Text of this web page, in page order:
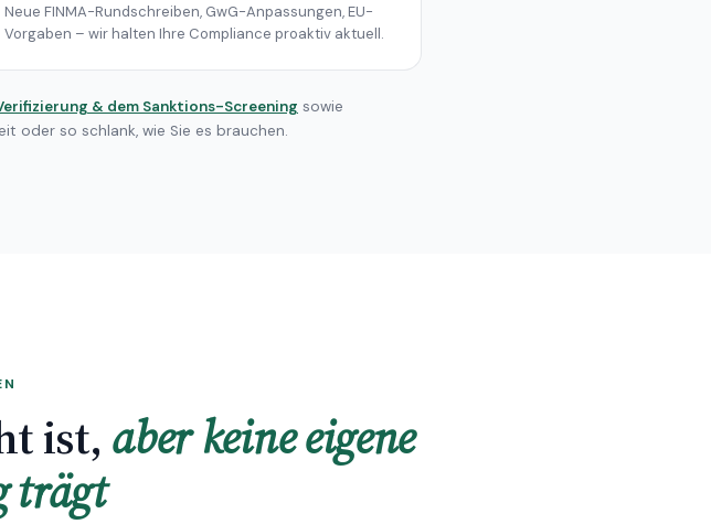
Neue FINMA-Rundschreiben, GwG-Anpassungen, EU-
Vorgaben – wir halten Ihre Compliance proaktiv aktuell.
& dem Sanktions-Screening sowie
oder so schlank, wie Sie es brauchen.
ist, aber keine eigene
trägt